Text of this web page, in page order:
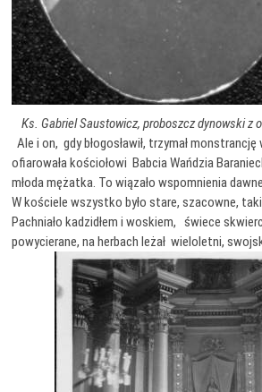
Ks. Gabriel Saustowicz, proboszcz dynowski z
Ale i on, gdy błogosławił, trzymał
ofiarowała kościołowi Babcia Wańdzia
młoda mężatka. To wiązało wspomnienia
W kościele wszystko było stare, szacowne,
Pachniało kadzidłem i woskiem, świece
powycierane, na herbach leżał wieloletni,